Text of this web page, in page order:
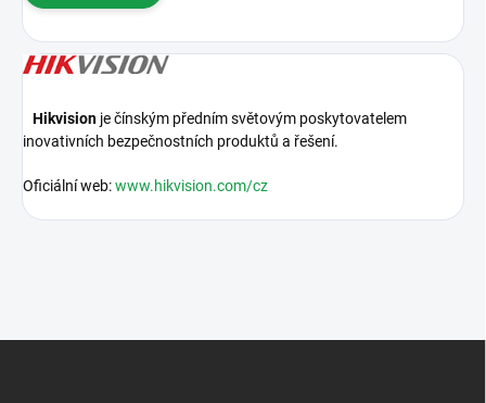
Hikvision je čínským předním světovým poskytovatelem
inovativních bezpečnostních produktů a řešení.
Oficiální web:www.hikvision.com/cz